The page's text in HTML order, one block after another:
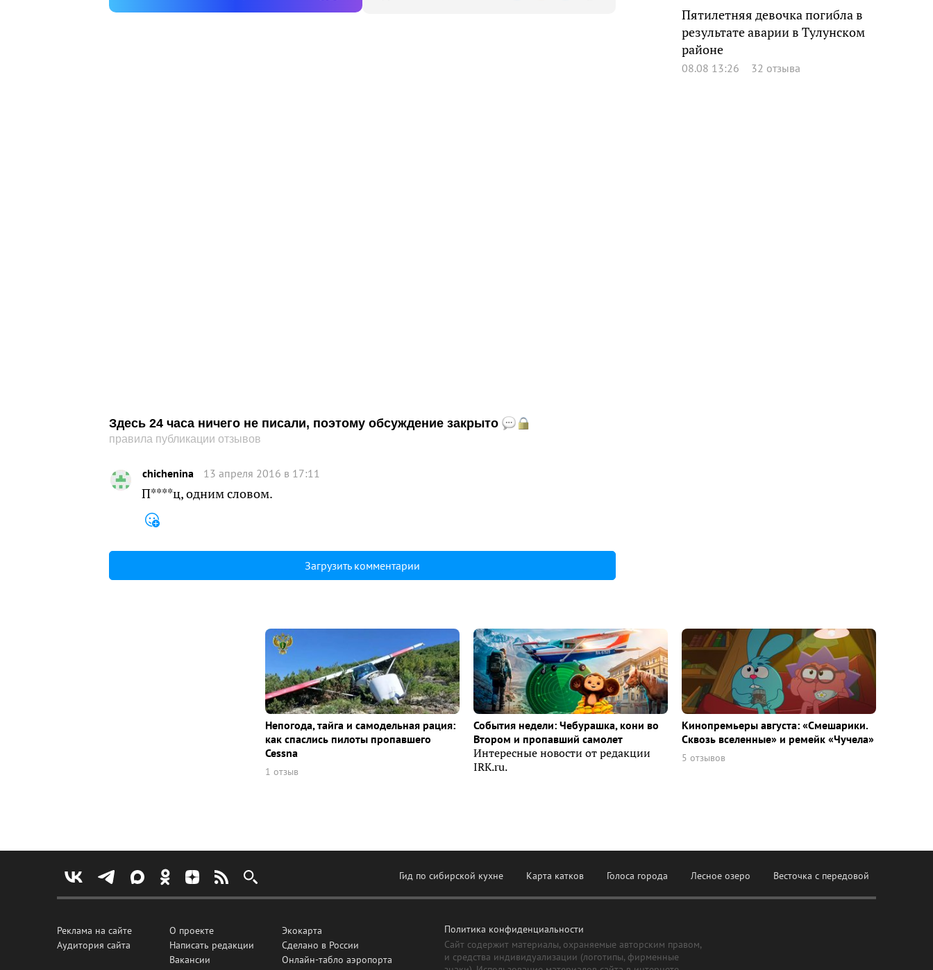
Здесь 24 часа ничего не писали, поэтому обсуждение закрыто
правила публикации отзывов
chichenina 13 апреля 2016 в 17:11
П****ц, одним словом.
Загрузить комментарии
Пятилетняя девочка погибла в
результате аварии в Тулунском
районе
08.08 13:26 32 отзыва
Непогода, тайга и самодельная рация:
как спаслись пилоты пропавшего
Cessna
1 отзыв
События недели: Чебурашка, кони во
Втором и пропавший самолет
Интересные новости от редакции
IRK.ru.
Кинопремьеры августа: «Смешарики.
Сквозь вселенные» и ремейк «Чучела»
5 отзывов
Гид по сибирской кухне Карта катков Голоса города Лесное озеро Весточка с передовой
Реклама на сайте
Аудитория сайта
О проекте
Написать редакции
Вакансии
Экокарта
Сделано в России
Онлайн-табло аэропорта
Политика конфиденциальности
Сайт содержит материалы, охраняемые авторским правом,
и средства индивидуализации (логотипы, фирменные